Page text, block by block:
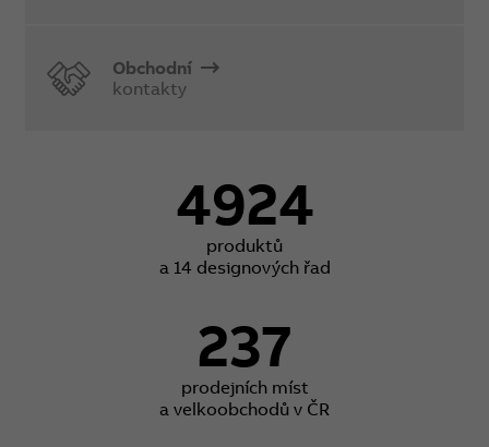
Obchodní
kontakty
4924
produktů
a 14 designových řad
237
prodejních míst
a velkoobchodů v ČR